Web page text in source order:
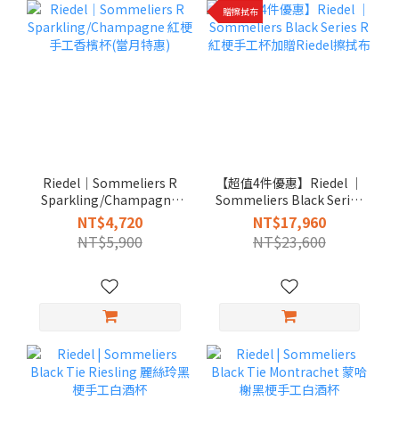
Riedel｜Sommeliers R
Sparkling/Champagne
紅梗手工香檳杯(當月特惠)
NT$4,720
NT$5,900
贈擦拭布
【超值4件優惠】Riedel │
Sommeliers Black Series
R 紅梗手工杯加贈Riedel
擦拭布
NT$17,960
NT$23,600